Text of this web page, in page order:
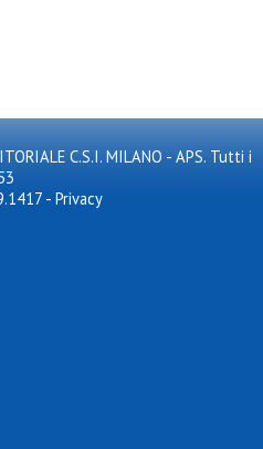
C.S.I. MILANO - APS. Tutti i
- Privacy